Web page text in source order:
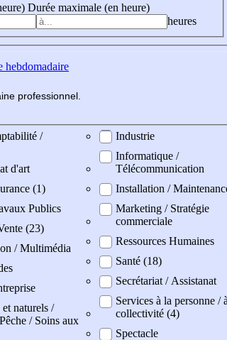
Durée maximale (en heure)
heures
hebdomadaire
professionnel
/
d'art
(1)
Publics
(23)
/ Multimédia
et naturels /
/ Soins aux
Industrie
Informatique /
Télécommunication
Installation /
Marketing / Stratégie
commerciale
Ressources Humaines
Santé (18)
Secrétariat / Assistanat
Services à la personne /
collectivité (4)
Spectacle